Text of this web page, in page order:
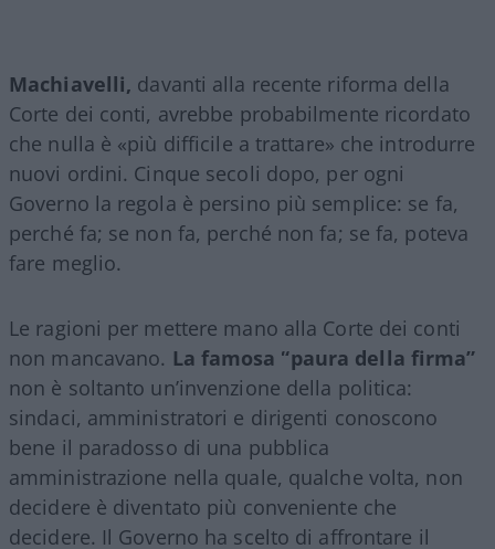
Machiavelli, davanti alla recente riforma della
Corte dei conti, avrebbe probabilmente ricordato
che nulla è «più difficile a trattare» che introdurre
nuovi ordini. Cinque secoli dopo, per ogni
Governo la regola è persino più semplice: se fa,
perché fa; se non fa, perché non fa; se fa, poteva
fare meglio.
Le ragioni per mettere mano alla Corte dei conti
non mancavano. La famosa “paura della firma”
non è soltanto un’invenzione della politica:
sindaci, amministratori e dirigenti conoscono
bene il paradosso di una pubblica
amministrazione nella quale, qualche volta, non
decidere è diventato più conveniente che
decidere. Il Governo ha scelto di affrontare il